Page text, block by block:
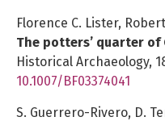
Florence C. Lister,
The potters’ quarter of
Historical Archaeology,
10.1007/BF03374041
S. Guerrero-Rivero, D.